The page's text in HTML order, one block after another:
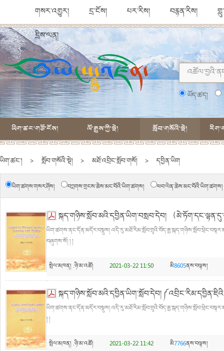
གསར་འགྱུར། དྲ་ངོས། པར་རིས། བརྙན་རིས།
དྲིས་ལན།
ཡོད་ཚད།
ཡིག་ཚང་གཙོ་ངོས། ལོ་རྒྱུས་ཀྱི་སྡེ། སློབ་གསོའི་སྡེ།
ཡིག་ཚང་། > སློབ་གསོའི་སྡེ། > མཐོ་འབྲིང་སློབ་གསོ། > དབྱིན་ཡིག
ཡིག་ཚགས་གསར་ཤོས། བཀླགས་གྲངས་ཆེས་མང་བོའི་ཡིག་ཚགས། ཕབ་ལེན་ཆེས་མང་བོའི་ཡིག་ཚགས།
སྐད་གཉིས་སློབ་མའི་དབྱིན་ཡིག་བསླབ་དེབ། （
ཡིག་ཚགས་ནང་དོན་མདོར་བསྡུས།
བཞུགས་སོ། ། །
སྤེལ་མཁན། .ཉི་མ་འཚོ། 2021-03-22 11:50 མི8605ནས་བལྟས།
སྐད་གཉིས་སློབ་མའི་དབྱིན་ཡིག་སློབ་དེབ།
ཡིག་ཚགས་ནང་དོན་མདོར་བསྡུས།
། །
སྤེལ་མཁན། .ཉི་མ་འཚོ། 2021-03-22 11:42 མི7766ནས་བལྟས།